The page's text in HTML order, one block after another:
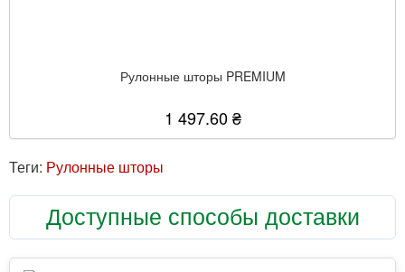
Рулонные шторы PREMIUM
1 497.60 ₴
Теги: Рулонные шторы
Доступные способы доставки